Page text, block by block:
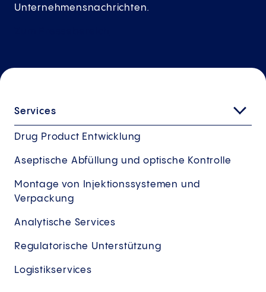
Unternehmensnachrichten.
Services
Drug Product Entwicklung
Aseptische Abfüllung und optische Kontrolle
Montage von Injektionssystemen und
Verpackung
Analytische Services
Regulatorische Unterstützung
Logistikservices